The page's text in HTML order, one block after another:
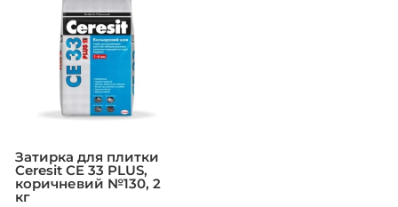
Затирка для плитки
Ceresit CE 33 PLUS,
коричневий №130, 2
кг